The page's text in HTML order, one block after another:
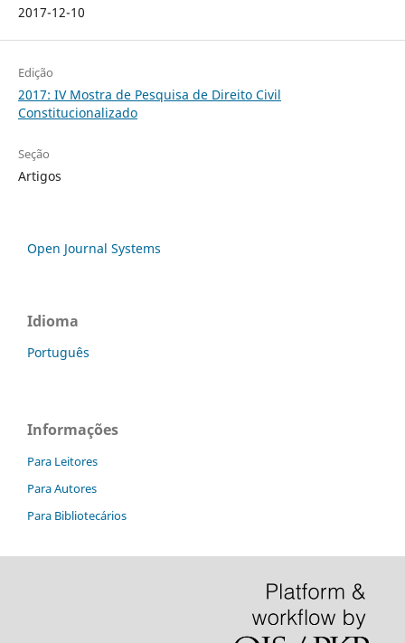
2017-12-10
Edição
2017: IV Mostra de Pesquisa de Direito Civil
Constitucionalizado
Seção
Artigos
Open Journal Systems
Idioma
Português
Informações
Para Leitores
Para Autores
Para Bibliotecários